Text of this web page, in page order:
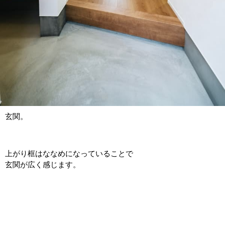
玄関。
上がり框はななめになっていることで
玄関が広く感じます。